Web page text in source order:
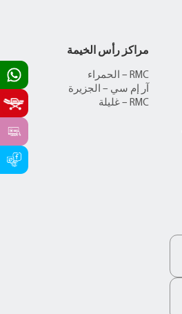
مراكز رأس الخيمة
RMC – الحمراء
آر إم سي – الجزيرة
RMC – غليلة